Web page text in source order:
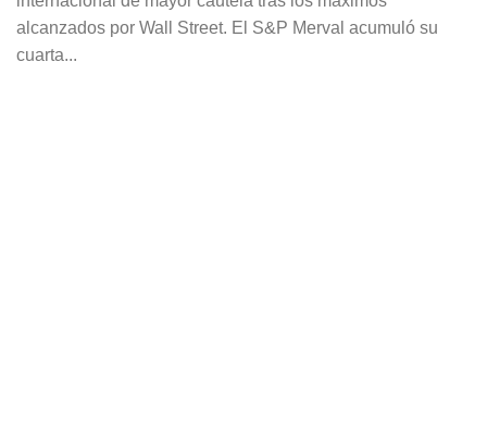
alcanzados por Wall Street. El S&P Merval acumuló su
cuarta...